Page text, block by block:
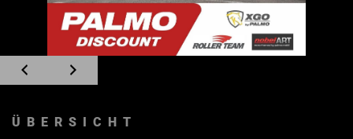
Zum
vorherigen
navigieren
Zum
nächsten
navigieren
ÜBERSICHT